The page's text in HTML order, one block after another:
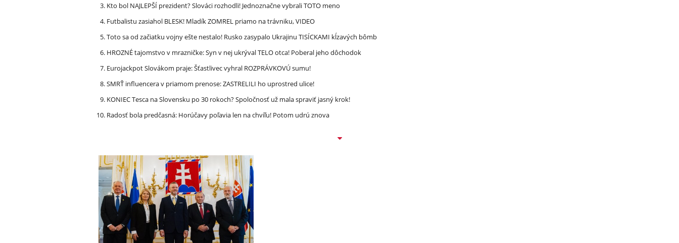
Kto bol NAJLEPŠÍ prezident? Slováci rozhodli! Jednoznačne vybrali TOTO meno
Futbalistu zasiahol BLESK! Mladík ZOMREL priamo na trávniku, VIDEO
Toto sa od začiatku vojny ešte nestalo! Rusko zasypalo Ukrajinu TISÍCKAMI kĺzavých bômb
HROZNÉ tajomstvo v mrazničke: Syn v nej ukrýval TELO otca! Poberal jeho dôchodok
Eurojackpot Slovákom praje: Šťastlivec vyhral ROZPRÁVKOVÚ sumu!
SMRŤ influencera v priamom prenose: ZASTRELILI ho uprostred ulice!
KONIEC Tesca na Slovensku po 30 rokoch? Spoločnosť už mala spraviť jasný krok!
Radosť bola predčasná: Horúčavy poľavia len na chvíľu! Potom udrú znova